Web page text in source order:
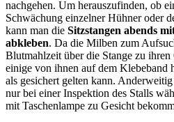
nachgehen. Um herauszufinden, ob
Schwächung einzelner Hühner oder
kann man die Sitzstangen abends
abkleben. Da die Milben zum
Blutmahlzeit über die Stange zu
einige von ihnen auf dem Klebeband
als gesichert gelten kann.
nur bei einer Inspektion des Stalls
mit Taschenlampe zu Gesicht